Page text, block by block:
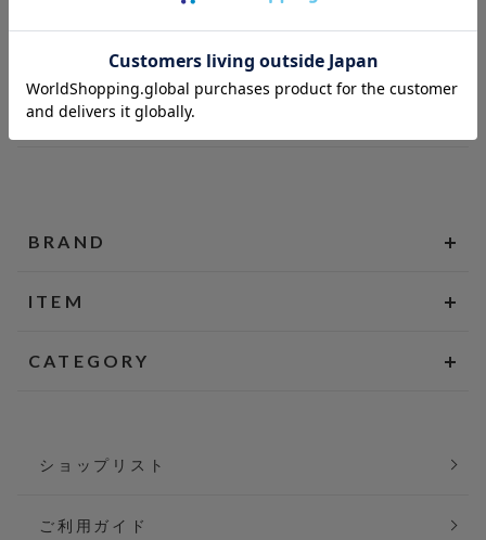
BRAND
ITEM
CATEGORY
ショップリスト
ご利用ガイド